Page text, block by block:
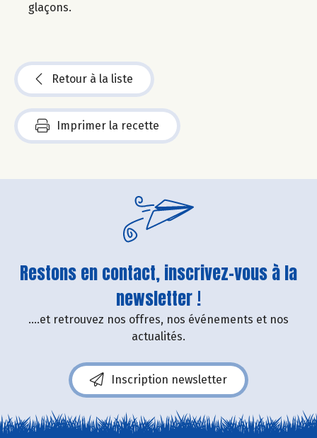
glaçons.
Retour à la liste
Imprimer la recette
Restons en contact, inscrivez-vous à la
newsletter !
....et retrouvez nos offres, nos événements et nos
actualités.
Inscription newsletter